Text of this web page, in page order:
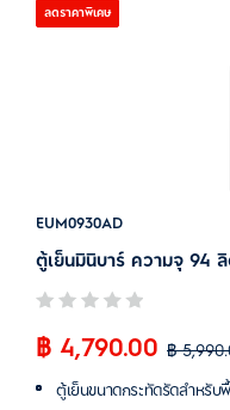
ลดราคาพิเศษ
EUM0930AD
ตู้เย็นมินิบาร์ ความจุ 94
฿ 4,790.00 ฿
ตู้เย็นขนาดกระทัดรัดสำหรั